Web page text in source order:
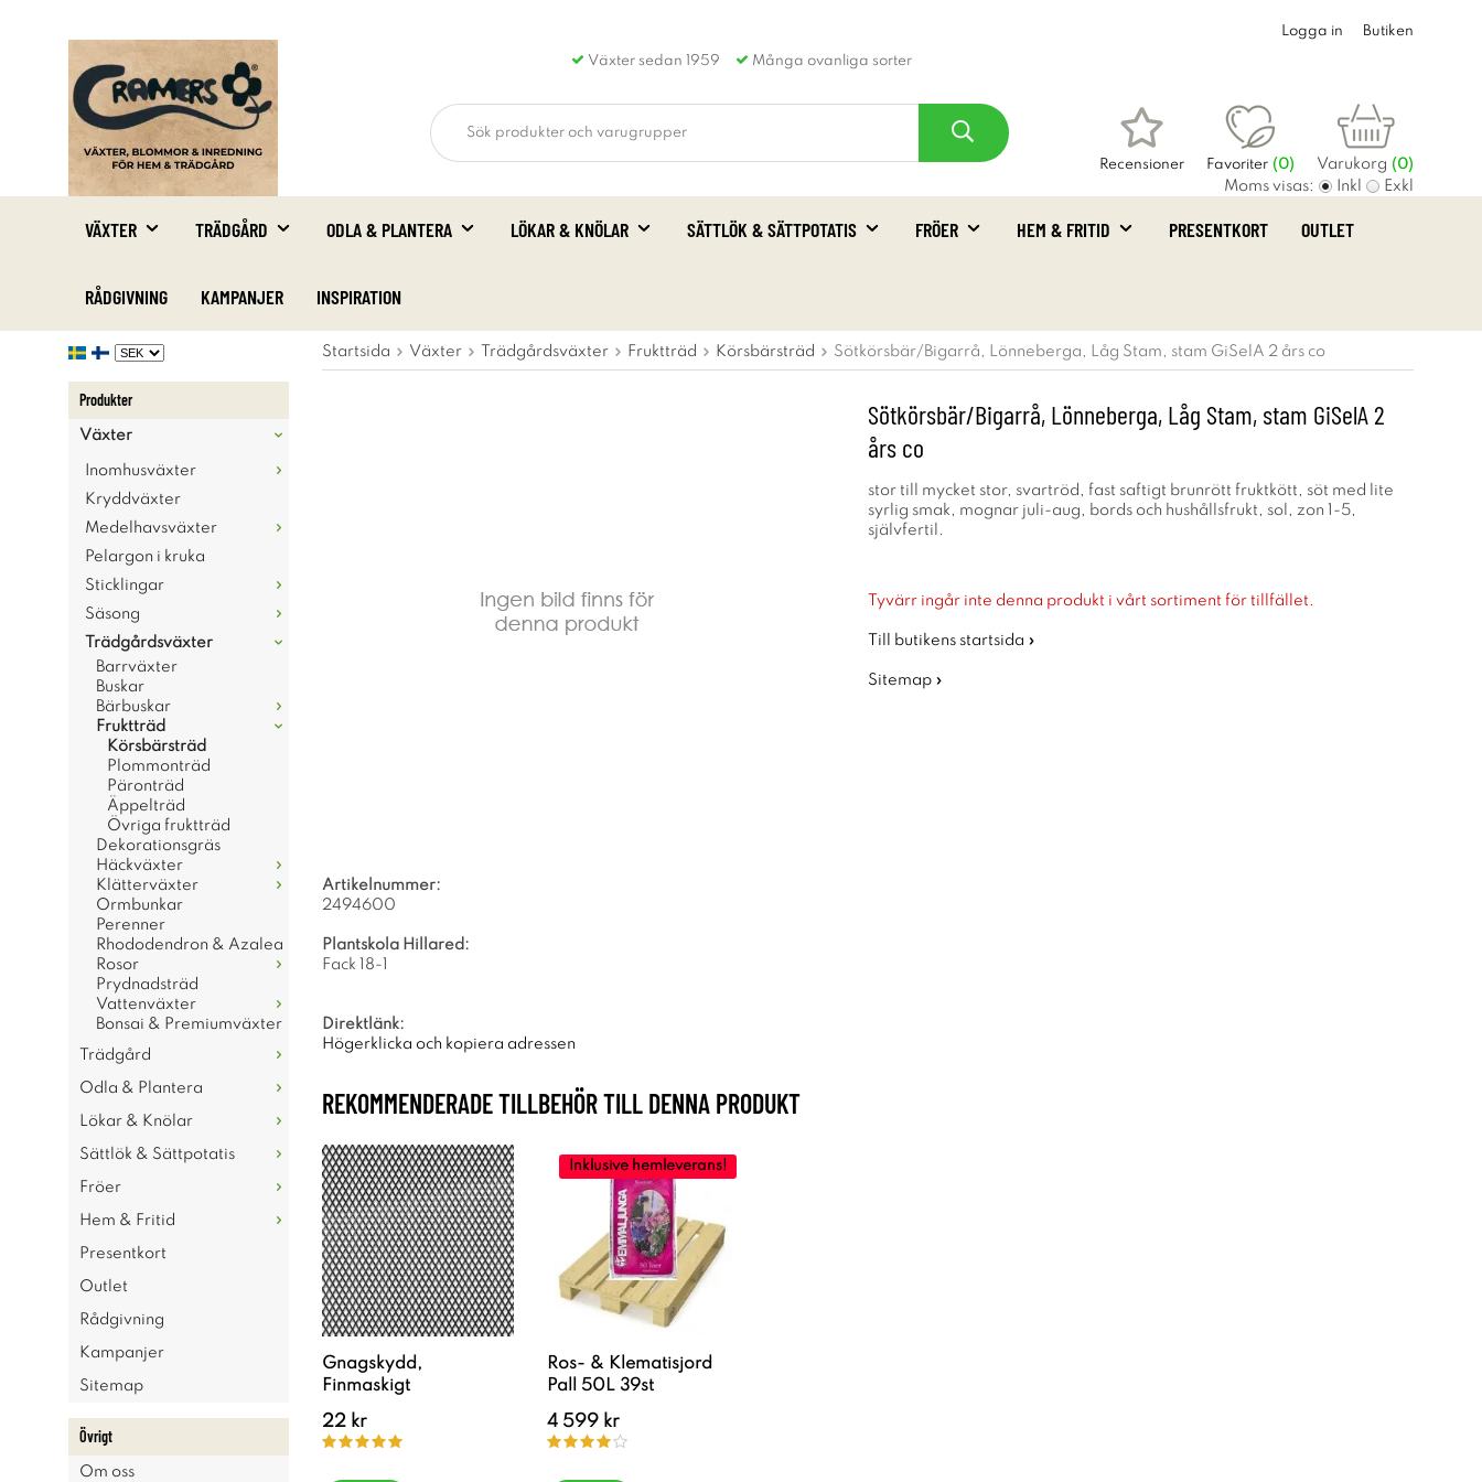
Växter sedan 1959 Många ovanliga sorter
Logga in Butiken
Recensioner Favoriter (0) Varukorg (0)
Moms visas: Inkl Exkl
VÄXTER TRÄDGÅRD ODLA & PLANTERA LÖKAR & KNÖLAR SÄTTLÖK & SÄTTPOTATIS FRÖER HEM & FRITID PRESENTKORT OUTLET
RÅDGIVNING KAMPANJER INSPIRATION
Produkter
Växter
Inomhusväxter
Kryddväxter
Medelhavsväxter
Pelargon i kruka
Sticklingar
Säsong
Trädgårdsväxter
Barrväxter
Buskar
Bärbuskar
Fruktträd
Körsbärsträd
Plommonträd
Päronträd
Äppelträd
Övriga fruktträd
Dekorationsgräs
Häckväxter
Klätterväxter
Ormbunkar
Perenner
Rhododendron & Azalea
Rosor
Prydnadsträd
Vattenväxter
Bonsai & Premiumväxter
Trädgård
Odla & Plantera
Lökar & Knölar
Sättlök & Sättpotatis
Fröer
Hem & Fritid
Presentkort
Outlet
Rådgivning
Kampanjer
Sitemap
Övrigt
Om oss
Startsida Växter Trädgårdsväxter Fruktträd Körsbärsträd Sötkörsbär/Bigarrå, Lönneberga, Låg Stam, stam GiSelA 2 års co
Sötkörsbär/Bigarrå, Lönneberga, Låg Stam, stam GiSelA 2
års co
stor till mycket stor, svartröd, fast saftigt brunrött fruktkött, söt med lite
syrlig smak, mognar juli-aug, bords och hushållsfrukt, sol, zon 1-5,
självfertil.
Tyvärr ingår inte denna produkt i vårt sortiment för tillfället.
Till butikens startsida »
Sitemap »
Artikelnummer:
2494600
Plantskola Hillared:
Fack 18-1
Direktlänk:
Högerklicka och kopiera adressen
REKOMMENDERADE TILLBEHÖR TILL DENNA PRODUKT
Gnagskydd,
Finmaskigt
22 kr
Inklusive hemleverans!
Ros- & Klematisjord
Pall 50L 39st
4 599 kr